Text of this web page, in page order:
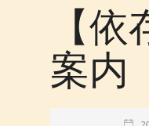
【
案内